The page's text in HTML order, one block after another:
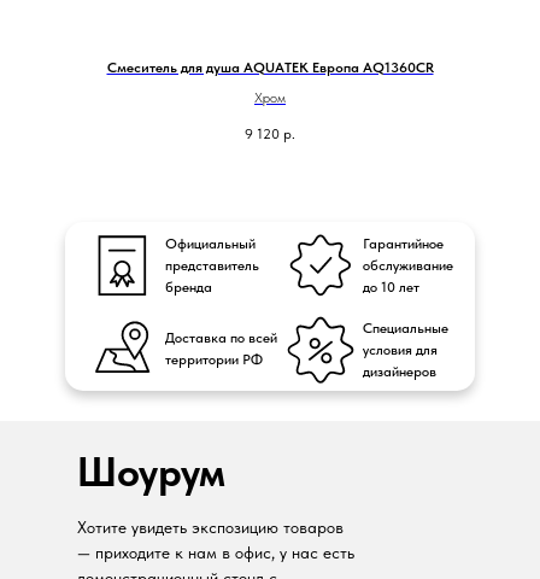
Смеситель для душа AQUATEK Европа AQ1360CR
Хром
9 120 р.
Официальный
представитель
бренда
Доставка по всей
территории РФ
Гарантийное
обслуживание
до 10 лет
Специальные
условия для
дизайнеров
Шоурум
Хотите увидеть экспозицию товаров
— приходите к нам в офис, у нас есть